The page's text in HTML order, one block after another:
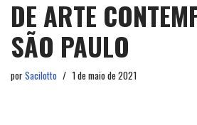
DE ARTE
SÃO PAULO
porSacilotto 1 de maio de 2021